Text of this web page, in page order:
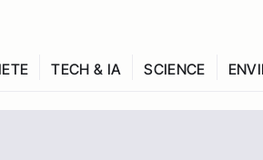
TECH & IA SCIENCE